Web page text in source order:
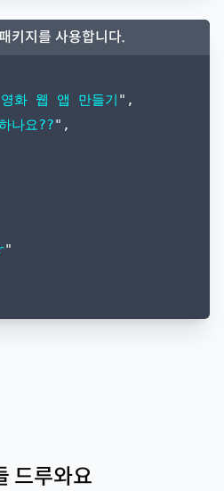
키지를 사용합니다.
화 웹 앱 만들기 ",
나요??",
"
드루와요